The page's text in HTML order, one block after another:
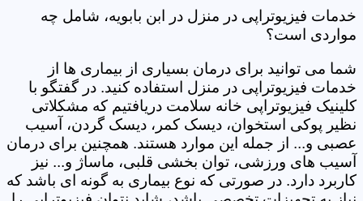
خدمات فیزیوتراپی در منزل در ابن بابویه، شامل چه
مواردی است؟
شما می توانید برای درمان بسیاری از بیماری ها از
خدمات فیزیوتراپی در منزل استفاده کنید. در گفتگو با
کلینیک فیزیوتراپی خانه سلامت دریافتیم که مشکلاتی
نظیر پوکی استخوان، دیسک کمر، دیسک گردن، آسیب
عصبی و... از جمله این موارد هستند. همچنین برای درمان
آسیب های ورزشی، توان بخشی قلبی، ماساژ و... نیز
کاربرد دارد. در صورتی که نوع بیماری به گونه ای باشد که